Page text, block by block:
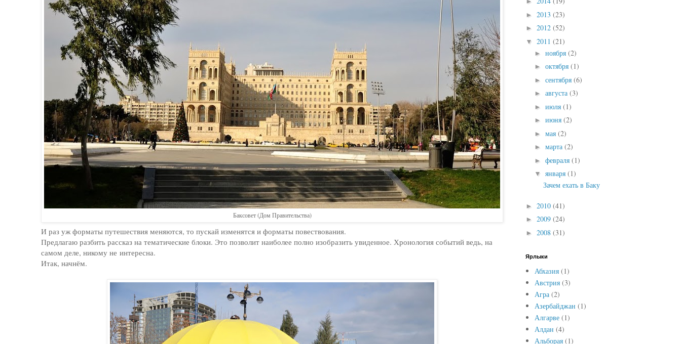
Баксовет (Дом Правительства)
И раз уж форматы путешествия меняются, то пускай изменятся и форматы повествования.
Предлагаю разбить рассказ на тематические блоки. Это позволит наиболее полно изобразить увиденное. Хронология событий ведь, на
самом деле, никому не интересна.
Итак, начнём.
► 2013 (23)
► 2012 (52)
▼ 2011 (21)
► ноября (2)
► октября (1)
► сентября (6)
► августа (3)
► июля (1)
► июня (2)
► мая (2)
► марта (2)
► февраля (1)
▼ января (1)
Зачем ехать в Баку
► 2010 (41)
► 2009 (24)
► 2008 (31)
Ярлыки
Абхазия (1)
Австрия (3)
Агра (2)
Азербайджан (1)
Алгарве (1)
Алдан (4)
Альборая (1)